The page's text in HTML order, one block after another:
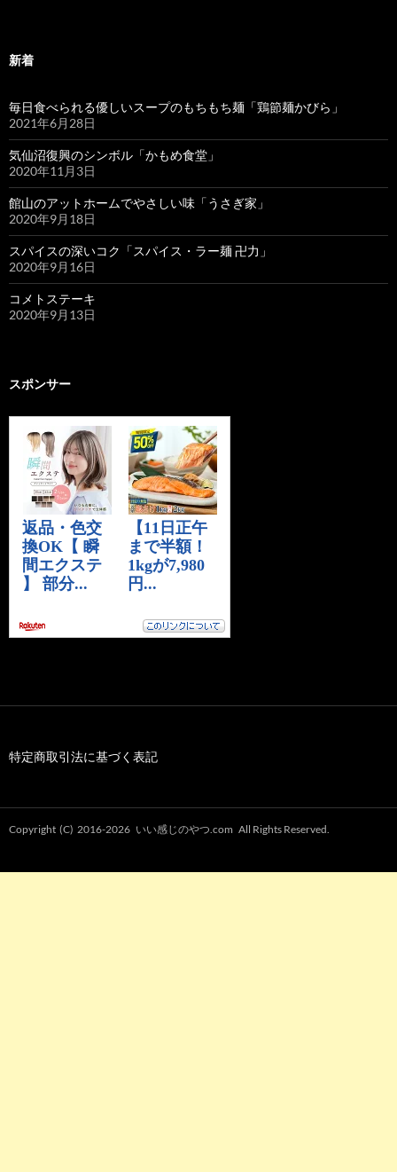
新着
毎日食べられる優しいスープのもちもち麺「鶏節麺かびら」
2021年6月28日
気仙沼復興のシンボル「かもめ食堂」
2020年11月3日
館山のアットホームでやさしい味「うさぎ家」
2020年9月18日
スパイスの深いコク「スパイス・ラー麺 卍力」
2020年9月16日
コメトステーキ
2020年9月13日
スポンサー
特定商取引法に基づく表記
Copyright (C) 2016-2026 いい感じのやつ.com All Rights Reserved.